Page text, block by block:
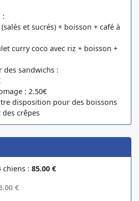
:
et sucrés) + boisson + café à
curry coco avec riz + boisson +
des sandwichs :
: 2.50€
disposition pour des boissons
crêpes
chiens : 85.00 €
€